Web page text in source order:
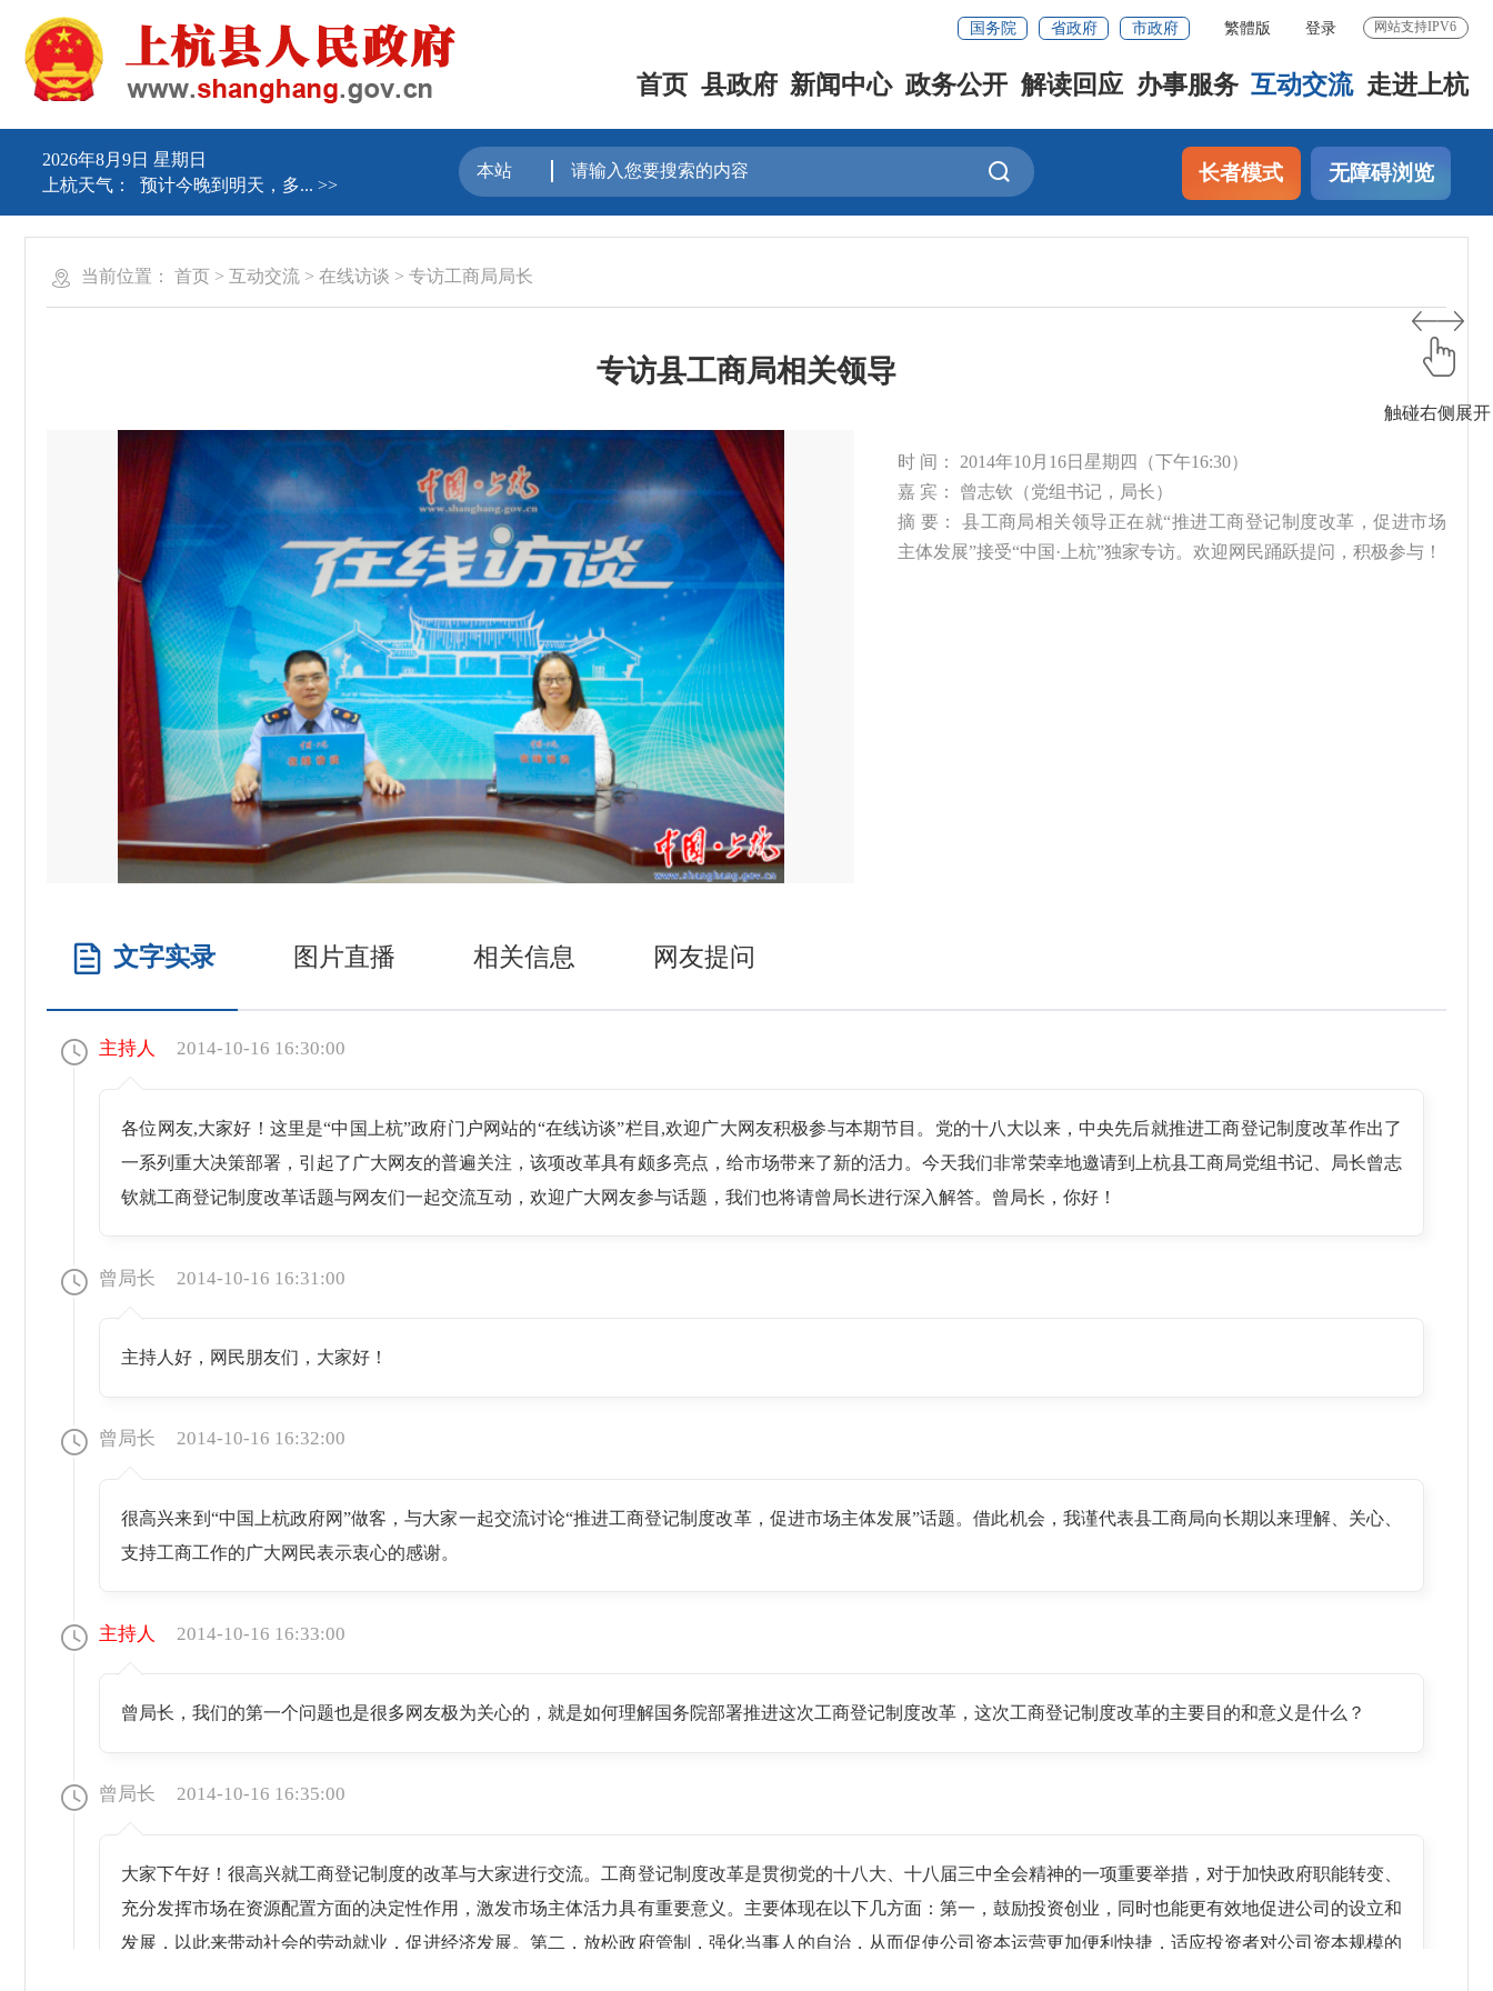
国务院 省政府 市政府 繁體版 登录 网站支持IPV6
首页 县政府 新闻中心 政务公开 解读回应 办事服务 互动交流 走进上杭
2026年8月9日 星期日
上杭天气：
预计今晚到明天，多... >>
长者模式 无障碍浏览
当前位置： 首页 > 互动交流 > 在线访谈 > 专访工商局局长
专访县工商局相关领导
时 间： 2014年10月16日星期四（下午16:30）
嘉 宾： 曾志钦（党组书记，局长）
摘 要： 县工商局相关领导正在就“推进工商登记制度改革，促进市场
主体发展”接受“中国·上杭”独家专访。欢迎网民踊跃提问，积极参与！
文字实录 图片直播 相关信息 网友提问
主持人 2014-10-16 16:30:00
各位网友,大家好！这里是“中国上杭”政府门户网站的“在线访谈”栏目,欢迎广大网友积极参与本期节目。党的十八大以来，中央先后就推进工商登记制度改革作出了
一系列重大决策部署，引起了广大网友的普遍关注，该项改革具有颇多亮点，给市场带来了新的活力。今天我们非常荣幸地邀请到上杭县工商局党组书记、局长曾志
钦就工商登记制度改革话题与网友们一起交流互动，欢迎广大网友参与话题，我们也将请曾局长进行深入解答。曾局长，你好！
曾局长 2014-10-16 16:31:00
主持人好，网民朋友们，大家好！
曾局长 2014-10-16 16:32:00
很高兴来到“中国上杭政府网”做客，与大家一起交流讨论“推进工商登记制度改革，促进市场主体发展”话题。借此机会，我谨代表县工商局向长期以来理解、关心、
支持工商工作的广大网民表示衷心的感谢。
主持人 2014-10-16 16:33:00
曾局长，我们的第一个问题也是很多网友极为关心的，就是如何理解国务院部署推进这次工商登记制度改革，这次工商登记制度改革的主要目的和意义是什么？
曾局长 2014-10-16 16:35:00
大家下午好！很高兴就工商登记制度的改革与大家进行交流。工商登记制度改革是贯彻党的十八大、十八届三中全会精神的一项重要举措，对于加快政府职能转变、
充分发挥市场在资源配置方面的决定性作用，激发市场主体活力具有重要意义。主要体现在以下几方面：第一，鼓励投资创业，同时也能更有效地促进公司的设立和
发展，以此来带动社会的劳动就业，促进经济发展。第二，放松政府管制，强化当事人的自治，从而促使公司资本运营更加便利快捷，适应投资者对公司资本规模的
触碰右侧展开